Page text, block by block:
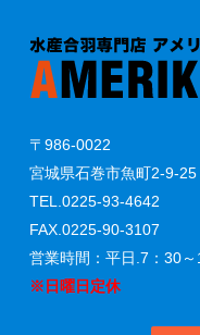
〒986-0022
宮城県石巻市魚町2-9-25
TEL.0225-93-4642
FAX.0225-90-3107
営業時間：平日.7：30
※日曜日定休